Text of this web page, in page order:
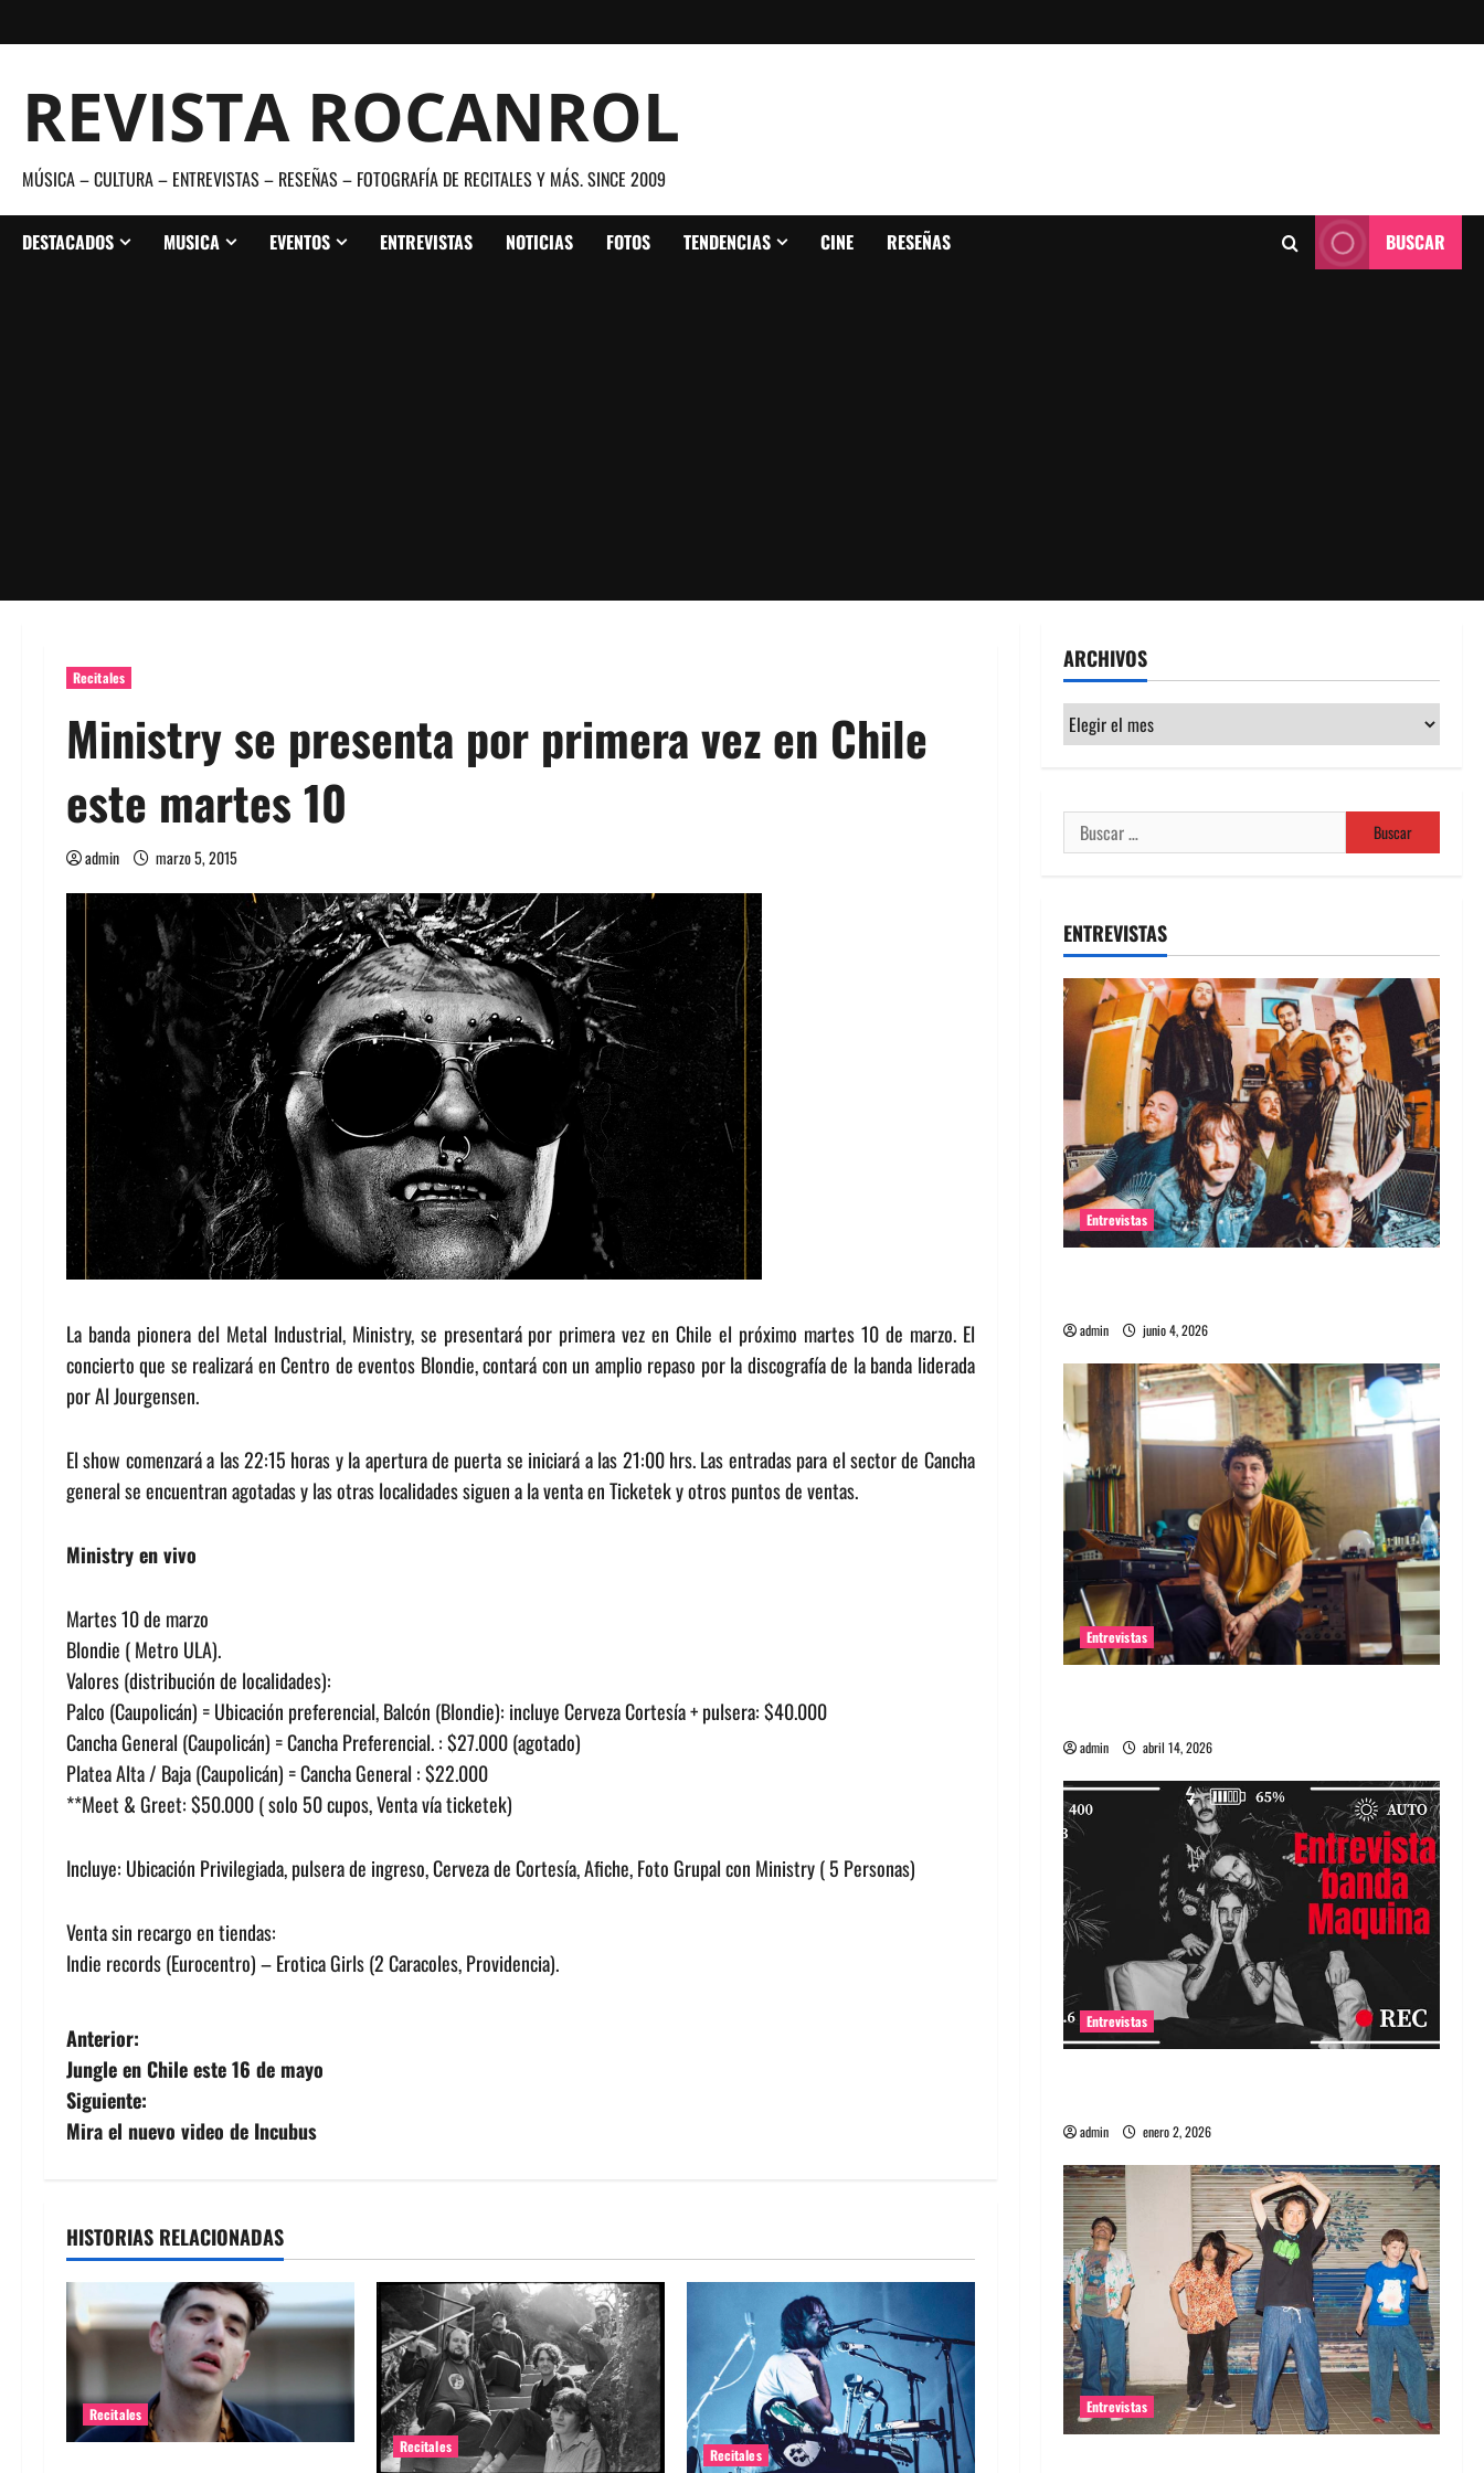
al
REVISTA ROCANROL
MÚSICA – CULTURA – ENTREVISTAS – RESEÑAS – FOTOGRAFÍA DE RECITALES Y MÁS. SINCE 2009
DESTACADOS MUSICA EVENTOS ENTREVISTAS NOTICIAS FOTOS TENDENCIAS CINE RESEÑAS BUSCAR
Recitales
Ministry se presenta por primera vez en Chile
este martes 10
admin marzo 5, 2015
La banda pionera del Metal Industrial, Ministry, se presentará por primera vez en Chile el próximo martes 10 de marzo. El
concierto que se realizará en Centro de eventos Blondie, contará con un amplio repaso por la discografía de la banda liderada
por Al Jourgensen.
El show comenzará a las 22:15 horas y la apertura de puerta se iniciará a las 21:00 hrs. Las entradas para el sector de Cancha
general se encuentran agotadas y las otras localidades siguen a la venta en Ticketek y otros puntos de ventas.
Ministry en vivo
Martes 10 de marzo
Blondie ( Metro ULA).
Valores (distribución de localidades):
Palco (Caupolicán) = Ubicación preferencial, Balcón (Blondie): incluye Cerveza Cortesía + pulsera: $40.000
Cancha General (Caupolicán) = Cancha Preferencial. : $27.000 (agotado)
Platea Alta / Baja (Caupolicán) = Cancha General : $22.000
**Meet & Greet: $50.000 ( solo 50 cupos, Venta vía ticketek)
Incluye: Ubicación Privilegiada, pulsera de ingreso, Cerveza de Cortesía, Afiche, Foto Grupal con Ministry ( 5 Personas)
Venta sin recargo en tiendas:
Indie records (Eurocentro) – Erotica Girls (2 Caracoles, Providencia).
N
a
v
g
a
c
i
ó
Anterior:
Jungle en Chile este 16 de mayo
Siguiente:
Mira el nuevo video de Incubus
HISTORIAS RELACIONADAS
Recitales
Recitales Recitales
ARCHIVOS
Archivos
Buscar:
ENTREVISTAS
Entrevistas
admin junio 4, 2026
Entrevistas
admin abril 14, 2026
Entrevistas
admin enero 2, 2026
Entrevistas